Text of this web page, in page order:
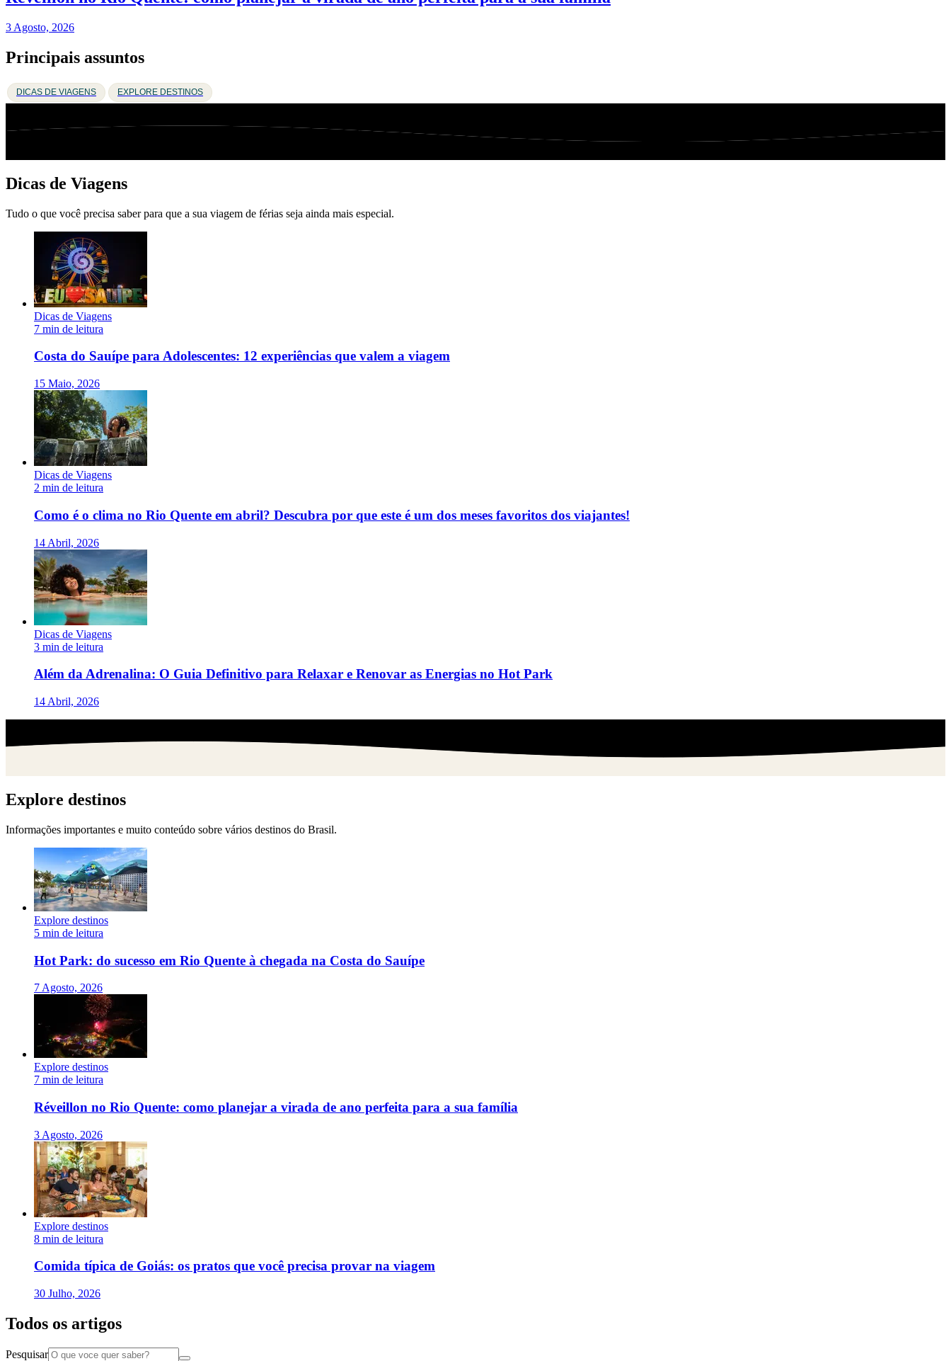
3 Agosto, 2026
Principais assuntos
DICAS DE VIAGENS EXPLORE DESTINOS
Dicas de Viagens
Tudo o que você precisa saber para que a sua viagem de férias seja ainda mais especial.
Dicas de Viagens
7 min de leitura
Costa do Sauípe para Adolescentes: 12 experiências que valem a viagem
15 Maio, 2026
Dicas de Viagens
2 min de leitura
Como é o clima no Rio Quente em abril? Descubra por que este é um dos meses favoritos dos viajantes!
14 Abril, 2026
Dicas de Viagens
3 min de leitura
Além da Adrenalina: O Guia Definitivo para Relaxar e Renovar as Energias no Hot Park
14 Abril, 2026
Explore destinos
Informações importantes e muito conteúdo sobre vários destinos do Brasil.
Explore destinos
5 min de leitura
Hot Park: do sucesso em Rio Quente à chegada na Costa do Sauípe
7 Agosto, 2026
Explore destinos
7 min de leitura
Réveillon no Rio Quente: como planejar a virada de ano perfeita para a sua família
3 Agosto, 2026
Explore destinos
8 min de leitura
Comida típica de Goiás: os pratos que você precisa provar na viagem
30 Julho, 2026
Todos os artigos
Pesquisar